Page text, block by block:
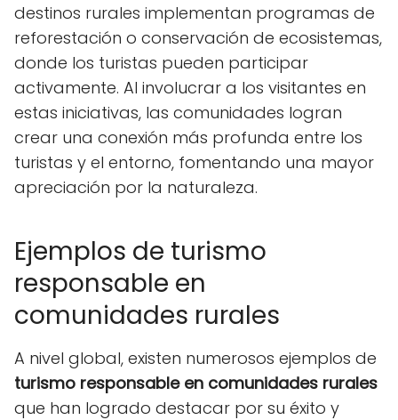
destinos rurales implementan programas de
reforestación o conservación de ecosistemas,
donde los turistas pueden participar
activamente. Al involucrar a los visitantes en
estas iniciativas, las comunidades logran
crear una conexión más profunda entre los
turistas y el entorno, fomentando una mayor
apreciación por la naturaleza.
Ejemplos de turismo
responsable en
comunidades rurales
A nivel global, existen numerosos ejemplos de
turismo responsable en comunidades rurales
que han logrado destacar por su éxito y